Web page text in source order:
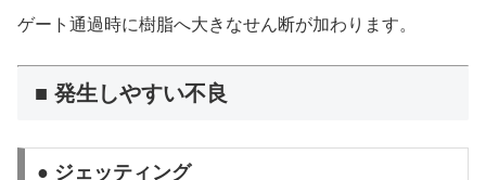
ゲート通過時に樹脂へ大きなせん断が加わります。
■ 発生しやすい不良
● ジェッティング